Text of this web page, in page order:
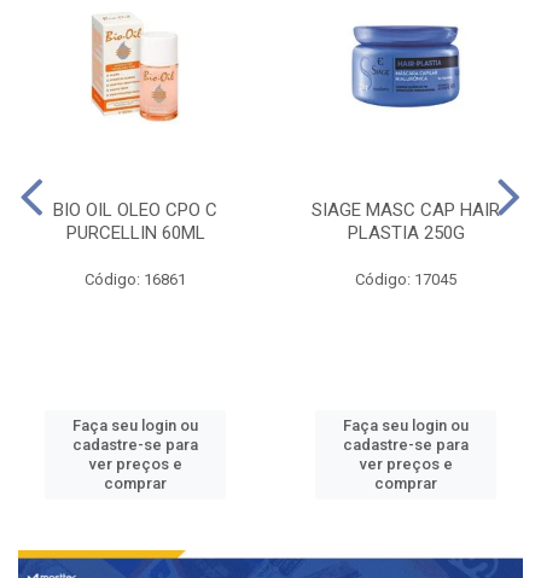
BIO OIL OLEO CPO C
PURCELLIN 60ML
Código: 16861
Faça seu login ou
cadastre-se para
ver preços e
comprar
SIAGE MASC CAP HAIR
PLASTIA 250G
Código: 17045
Faça seu login ou
cadastre-se para
ver preços e
comprar